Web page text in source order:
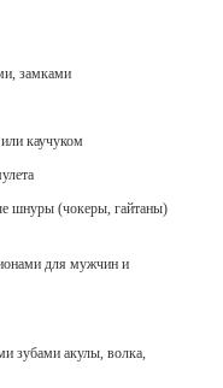
замками
каучуком
шнуры (чокеры, гайтаны)
для мужчин и
зубами акулы, волка,